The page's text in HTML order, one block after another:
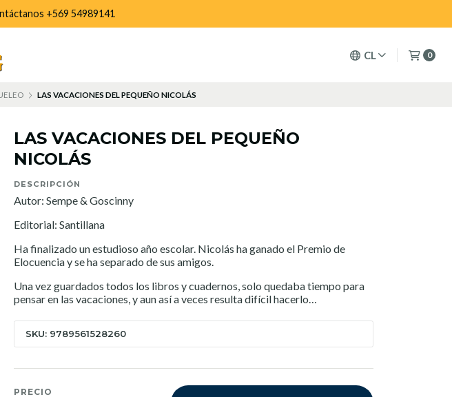
CL 0
+569 54989141
LAS VACACIONES DEL PEQUEÑO NICOLÁS
LAS VACACIONES DEL PEQUEÑO
NICOLÁS
DESCRIPCIÓN
Autor: Sempe & Goscinny
Editorial: Santillana
Ha finalizado un estudioso año escolar. Nicolás ha ganado el Premio de
Elocuencia y se ha separado de sus amigos.
Una vez guardados todos los libros y cuadernos, solo quedaba tiempo para
pensar en las vacaciones, y aun así a veces resulta difícil hacerlo…
SKU: 9789561528260
PRECIO